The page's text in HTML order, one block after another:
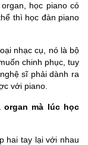
học piano có
thì học đàn piano
nhạc cụ, nó là bộ
chinh phục, tuy
sĩ phải dành ra
với piano.
mà lúc học
hai tay lại với nhau